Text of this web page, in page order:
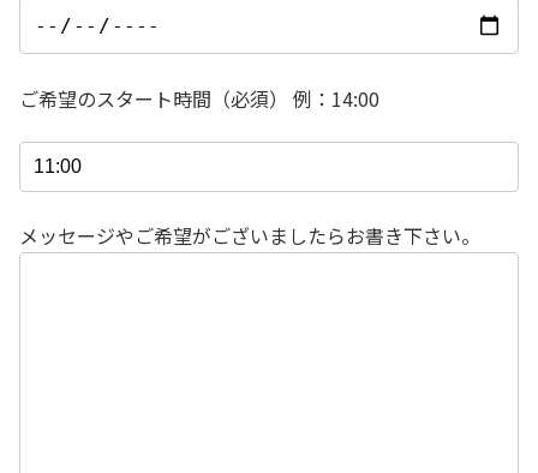
ご希望のスタート時間（必須） 例：14:00
メッセージやご希望がございましたらお書き下さい。